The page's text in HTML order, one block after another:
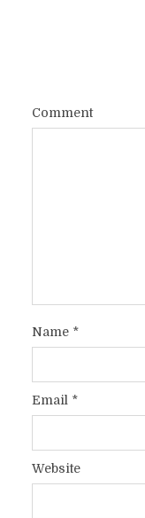
Comment
Name*
Email *
Website